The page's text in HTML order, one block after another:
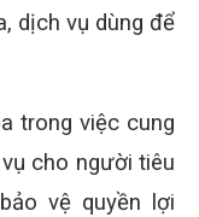
dịch vụ dùng để
trong việc cung
cho người tiêu
vệ quyền lợi